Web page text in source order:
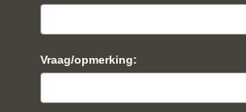
Vraag/opmerking: